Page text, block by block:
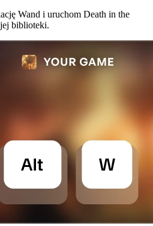
Wand i uruchom Death in the
biblioteki.